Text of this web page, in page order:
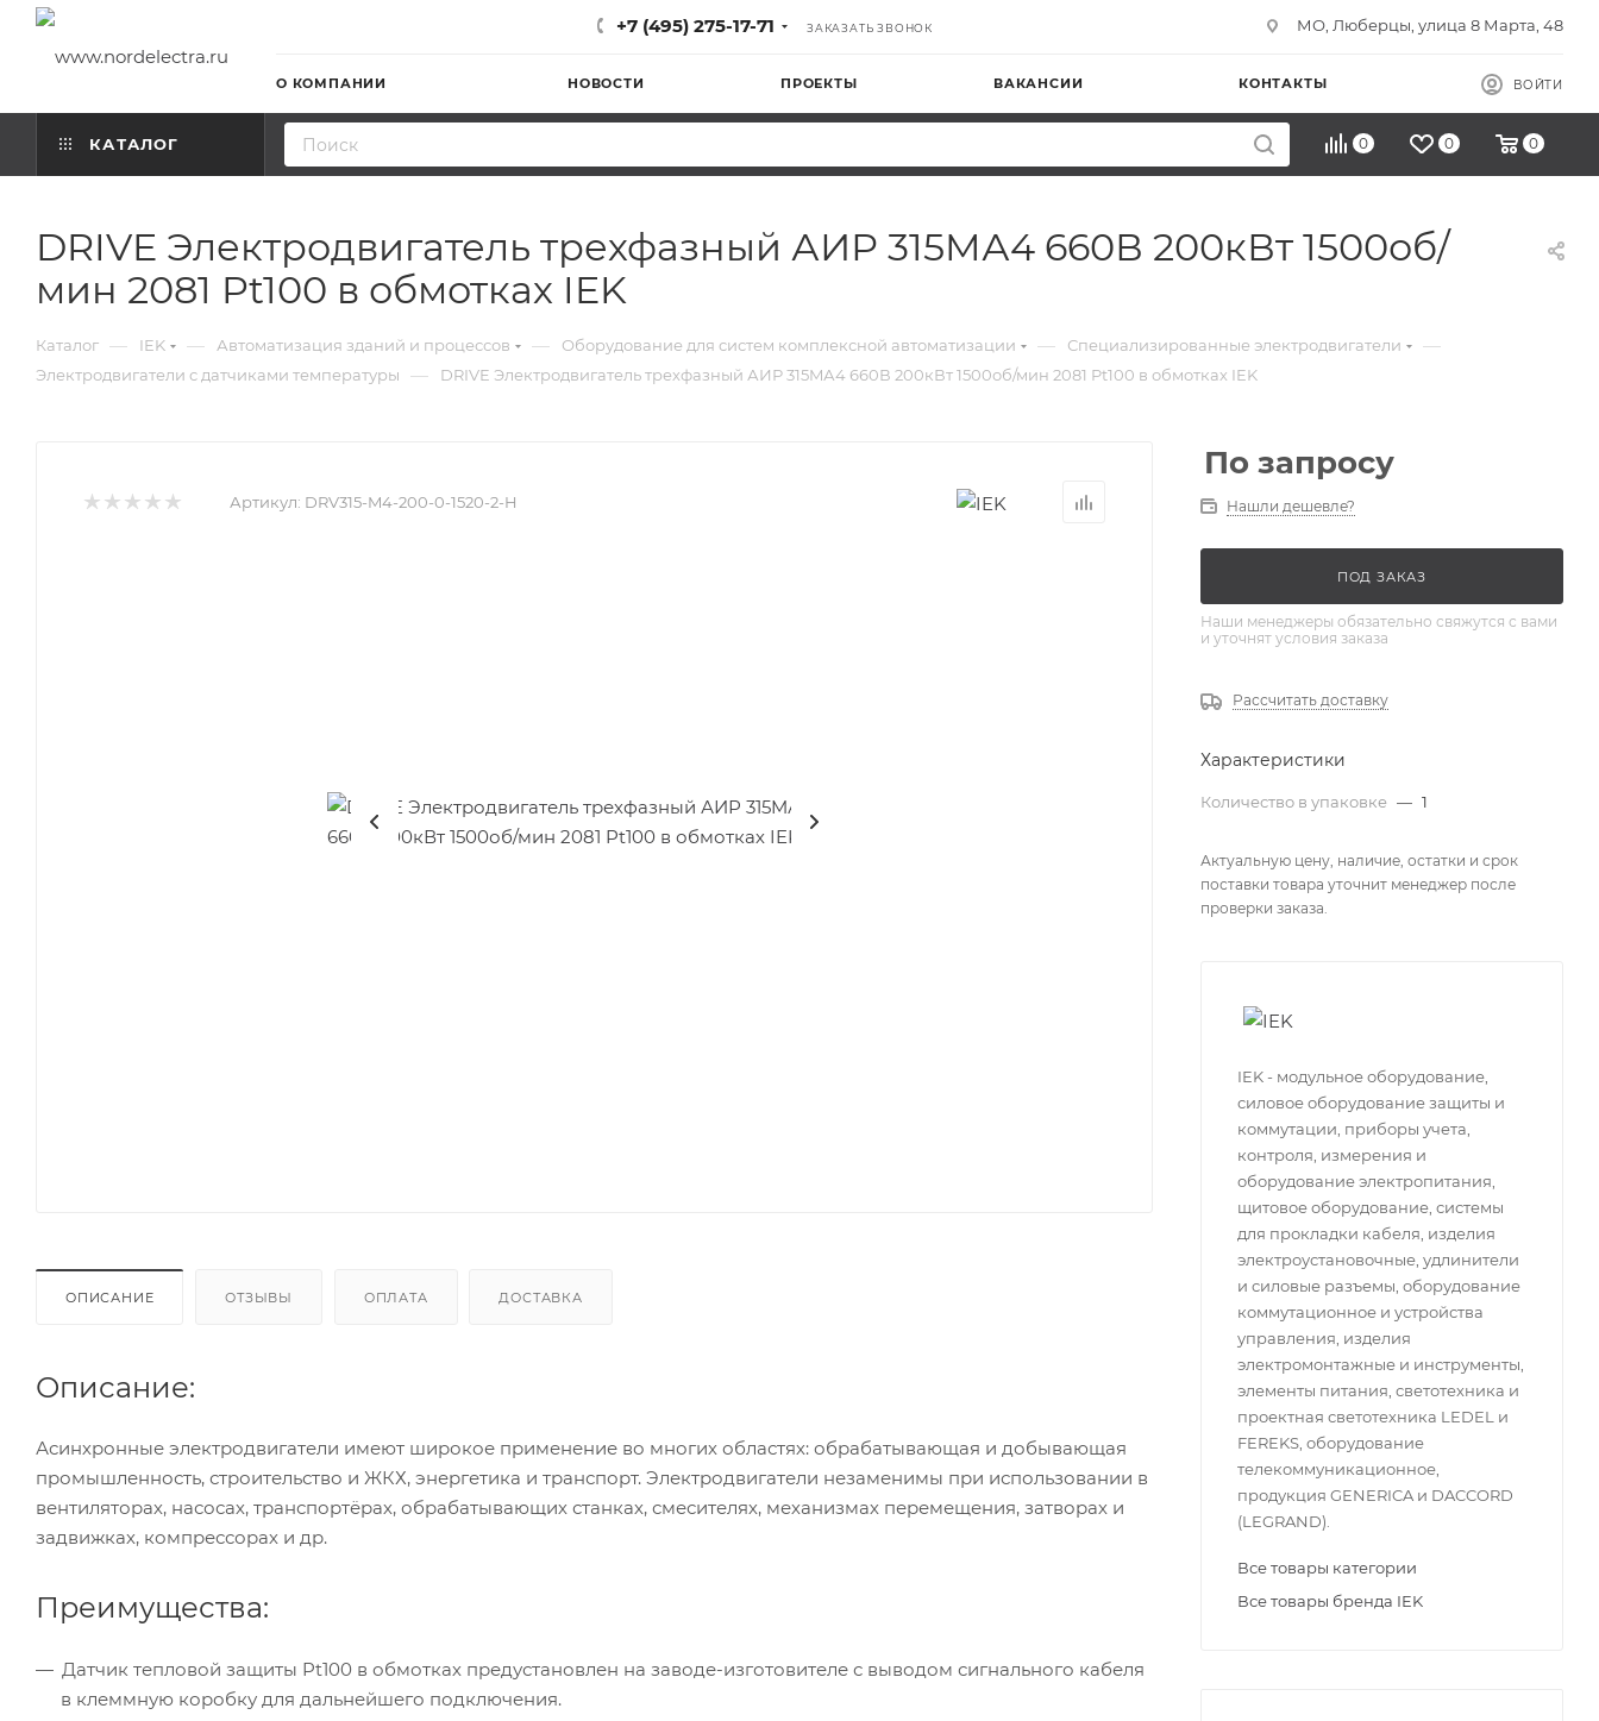
+7 (495) 275-17-71 ЗАКАЗАТЬ ЗВОНОК МО, Люберцы, улица 8 Марта, 48
О КОМПАНИИ НОВОСТИ ПРОЕКТЫ ВАКАНСИИ КОНТАКТЫ ВОЙТИ
КАТАЛОГ 0 0 0
DRIVE Электродвигатель трехфазный АИР 315MА4 660В 200кВт 1500об/
мин 2081 Pt100 в обмотках IEK
Каталог — IEK — Автоматизация зданий и процессов — Оборудование для систем комплексной автоматизации — Специализированные электродвигатели —
Электродвигатели с датчиками температуры — DRIVE Электродвигатель трехфазный АИР 315MА4 660В 200кВт 1500об/мин 2081 Pt100 в обмотках IEK
Артикул: DRV315-M4-200-0-1520-2-H
ОПИСАНИЕ ОТЗЫВЫ ОПЛАТА ДОСТАВКА
Описание:
Асинхронные электродвигатели имеют широкое применение во многих областях: обрабатывающая и добывающая
промышленность, строительство и ЖКХ, энергетика и транспорт. Электродвигатели незаменимы при использовании в
вентиляторах, насосах, транспортёрах, обрабатывающих станках, смесителях, механизмах перемещения, затворах и
задвижках, компрессорах и др.
Преимущества:
Датчик тепловой защиты Pt100 в обмотках предустановлен на заводе-изготовителе с выводом сигнального кабеля
в клеммную коробку для дальнейшего подключения.
По запросу
Нашли дешевле?
ПОД ЗАКАЗ
Наши менеджеры обязательно свяжутся с вами
и уточнят условия заказа
Рассчитать доставку
Характеристики
Количество в упаковке — 1
Актуальную цену, наличие, остатки и срок
поставки товара уточнит менеджер после
проверки заказа.
IEK - модульное оборудование,
силовое оборудование защиты и
коммутации, приборы учета,
контроля, измерения и
оборудование электропитания,
щитовое оборудование, системы
для прокладки кабеля, изделия
электроустановочные, удлинители
и силовые разъемы, оборудование
коммутационное и устройства
управления, изделия
электромонтажные и инструменты,
элементы питания, светотехника и
проектная светотехника LEDEL и
FEREKS, оборудование
телекоммуникационное,
продукция GENERICA и DACCORD
(LEGRAND).
Все товары категории
Все товары бренда IEK